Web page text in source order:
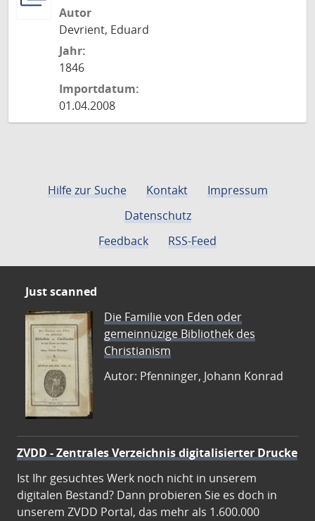
Autor
Devrient, Eduard
Jahr:
1846
Importdatum:
01.04.2008
Hilfe zur Suche Kontakt
Impressum
Datenschutz
Feedback
RSS-Feed
Just scanned
Die Familie von Eden oder
gemeinnüzige Bibliothek des
Christianism
Autor: Pfenninger, Johann Konrad
ZVDD - Zentrales Verzeichnis digitalisierter Drucke
Ist Ihr gesuchtes Werk noch nicht in unserem
digitalen Bestand? Dann probieren Sie es doch in
unserem ZVDD Portal, das mehr als 1.600.000